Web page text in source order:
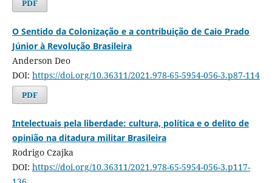
PDF
O Sentido da Colonização e a contribuição de Caio Prado
Júnior à Revolução Brasileira
Anderson Deo
DOI: https://doi.org/10.36311/2021.978-65-5954-056-3.p87-114
PDF
Intelectuais pela liberdade: cultura, política e o delito de
opinião na ditadura militar Brasileira
Rodrigo Czajka
DOI: https://doi.org/10.36311/2021.978-65-5954-056-3.p117-